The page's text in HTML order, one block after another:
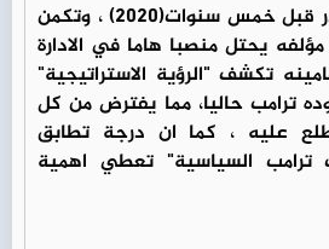
أعود للكتاب الذي صدر قبل خمس سنوات(2020) ، وتكمن
يحتل منصبا هاما في الادارة
تكشف "الرؤية الاستراتيجية"
ترامب حاليا، مما يفترض من كل
عليه ، كما ان درجة تطابق
ترامب السياسية" تعطي اهمية